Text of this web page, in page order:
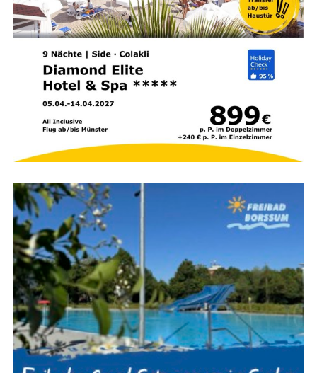
Meh­re­re Atem­schutz­trupps durch­su­chen das Gebäu­de
nach ver­miss­ten Per­so­nen und brin­gen die­se in Sicher­
heit. Die Ret­tung von Men­schen hat dabei immer Vor­rang
vor der eigent­li­chen Brandbekämpfung.
Brand­be­kämp­fung läuft
parallel
Wäh­rend die ers­ten Trupps im Gebäu­de nach Per­so­nen
gung auf. Das Feu­er wird gleich­zei­tig im Innen- und
Außen­an­griff bekämpft, um den Brand mög­lichst schnell
unter Kon­trol­le zu brin­gen und ein Über­grei­fen auf
benach­bar­te Gebäu­de zu verhindern.
Höchs­te Kon­zen­tra­ti­on im
Einsatz
Ein Woh­nungs- oder Gebäu­de­brand mit Men­schen­le­ben
in Gefahr gehört zu den anspruchs­volls­ten Ein­sät­zen der
Feu­er­wehr. Jeder Hand­griff muss sit­zen, denn oft ent­